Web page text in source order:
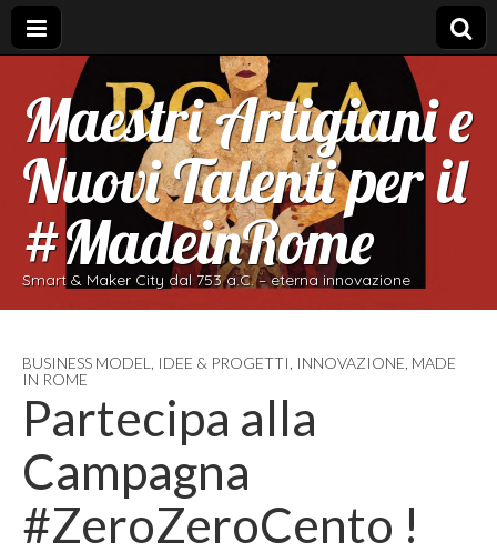
Maestri Artigiani e
Nuovi Talenti per il
#MadeinRome
Smart & Maker City dal 753 a.C. – eterna innovazione
BUSINESS MODEL IDEE & PROGETTI INNOVAZIONE MADE
IN ROME
Partecipa alla
Campagna
#ZeroZeroCento !